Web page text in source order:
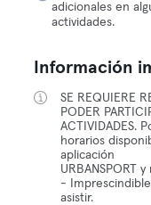
adicionales en
actividades.
Información
SE REQUIERE
PODER
ACTIVIDADES.
horarios
aplicación
URBANSPORT
-
asistir.